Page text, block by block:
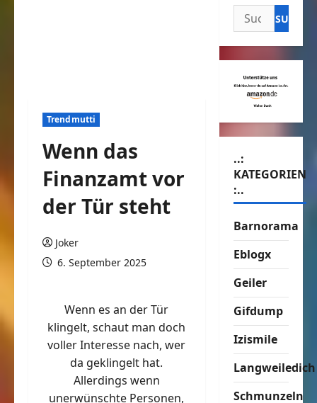
Trendmutti
Wenn das
Finanzamt vor
der Tür steht
Joker
6. September 2025
Wenn es an der Tür
klingelt, schaut man doch
voller Interesse nach, wer
da geklingelt hat.
Allerdings wenn
unerwünschte Personen,
Suchen
nach:
..:
KATEGORIEN
:..
Barnorama
Eblogx
Geiler
Gifdump
Izismile
Langweiledich
Schmunzeln